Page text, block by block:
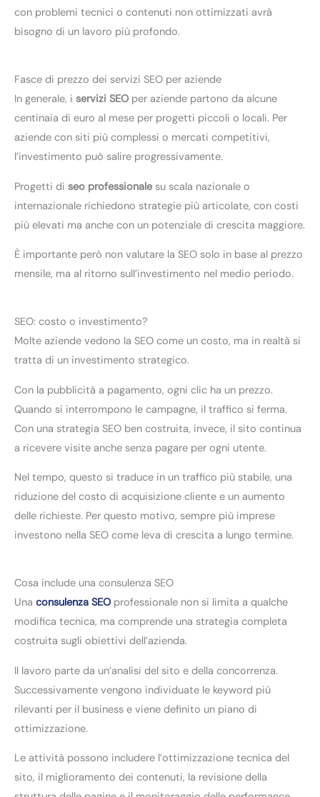
con problemi tecnici o contenuti non ottimizzati avrà
bisogno di un lavoro più profondo.
Fasce di prezzo dei servizi SEO per aziende
In generale, i servizi SEO per aziende partono da alcune
centinaia di euro al mese per progetti piccoli o locali. Per
aziende con siti più complessi o mercati competitivi,
l’investimento può salire progressivamente.
Progetti di seo professionalesu scala nazionale o
internazionale richiedono strategie più articolate, con costi
più elevati ma anche con un potenziale di crescita maggiore.
È importante però non valutare la SEO solo in base al prezzo
mensile, ma al ritorno sull’investimento nel medio periodo.
SEO: costo o investimento?
Molte aziende vedono la SEO come un costo, ma in realtà si
tratta di un investimento strategico.
Con la pubblicità a pagamento, ogni clic ha un prezzo.
Quando si interrompono le campagne, il traffico si ferma.
Con una strategia SEO ben costruita, invece, il sito continua
a ricevere visite anche senza pagare per ogni utente.
Nel tempo, questo si traduce in un traffico più stabile, una
riduzione del costo di acquisizione cliente e un aumento
delle richieste. Per questo motivo, sempre più imprese
investono nella SEO come leva di crescita a lungo termine.
Cosa include una consulenza SEO
Una consulenza SEOprofessionale non si limita a qualche
modifica tecnica, ma comprende una strategia completa
costruita sugli obiettivi dell’azienda.
Il lavoro parte da un’analisi del sito e della concorrenza.
Successivamente vengono individuate le keyword più
rilevanti per il business e viene definito un piano di
ottimizzazione.
Le attività possono includere l’ottimizzazione tecnica del
sito, il miglioramento dei contenuti, la revisione della